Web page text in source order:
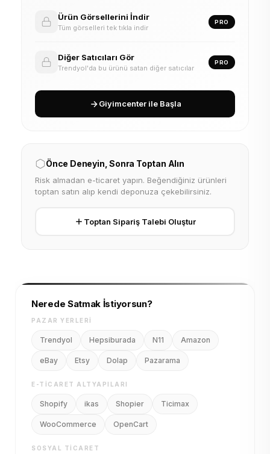
Ürün Görsellerini İndir
Tüm görselleri tek tıkla indir
PRO
Diğer Satıcıları Gör
Trendyol'da bu ürünü satan diğer satıcılar
PRO
Giyimcenter ile Başla
Önce Deneyin, Sonra Toptan Alın
Risk almadan e-ticaret yapın. Beğendiğiniz ürünleri
toptan satın alıp kendi deponuza çekebilirsiniz.
Toptan Sipariş Talebi Oluştur
Nerede Satmak İstiyorsun?
PAZAR YERLERI
Trendyol Hepsiburada N11 Amazon
eBay Etsy Dolap Pazarama
E-TICARET ALTYAPILARI
Shopify ikas Shopier Ticimax
WooCommerce OpenCart
SOSYAL TICARET